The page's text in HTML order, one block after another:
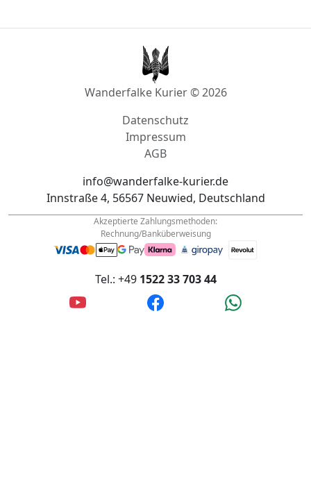
Wanderfalke Kurier © 2026
Datenschutz
AGB
info@wanderfalke-kurier.de
Innstraße 4, 56567 Neuwied, Deutschland
Akzeptierte Zahlungsmethoden:
1522 33 703 44